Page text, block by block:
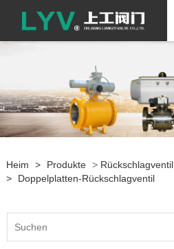
Heim > Produkte > Rückschlagventil
>
Doppelplatten-Rückschlagventil